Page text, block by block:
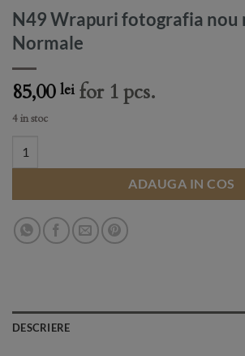
N49 Wrapuri fotografia nou
Normale
85,00 lei for 1 pcs.
4 in stoc
ADAUGA IN COS
DESCRIERE